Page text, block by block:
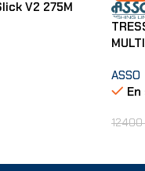
V2 275M
ASSO
12400